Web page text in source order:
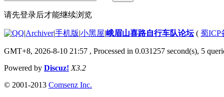
请先登录后才能继续浏览
|Archiver|手机版|小黑屋|峨眉山喜路自行车队论坛( 蜀ICP
GMT+8, 2026-8-10 21:57 , Processed in 0.031257 second(s), 5
Powered by Discuz! X3.2
© 2001-2013 Comsenz Inc.